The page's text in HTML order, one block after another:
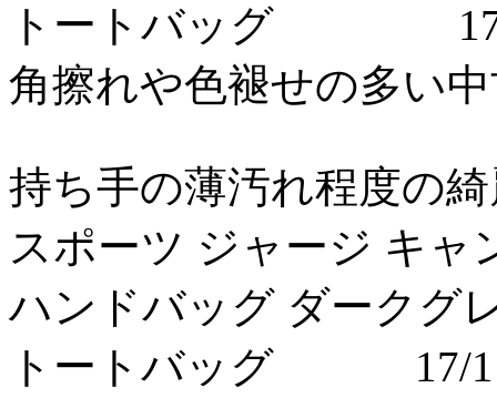
トートバッグ
角擦れや色褪せの多い
持ち手の薄汚れ程度の
スポーツ ジャージ キャ
ハンドバッグ ダークグ
トートバッグ 17/